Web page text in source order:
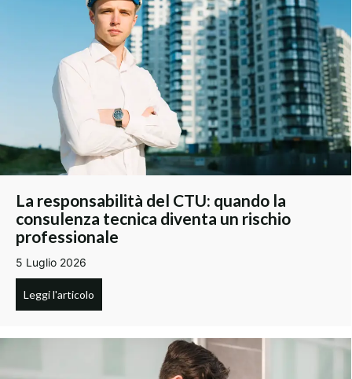
La responsabilità del CTU: quando la
consulenza tecnica diventa un rischio
professionale
5 Luglio 2026
Leggi l'articolo